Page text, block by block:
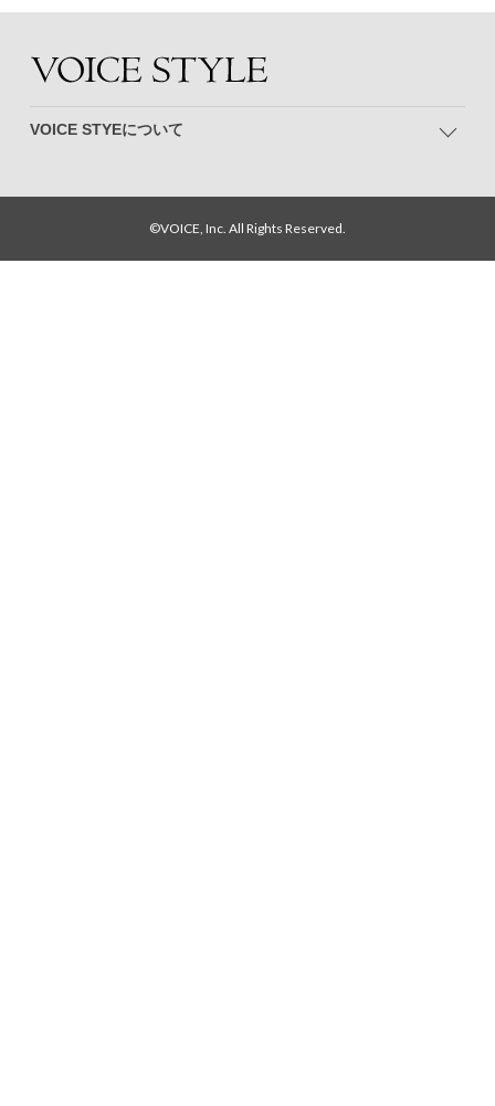
VOICE STYEについて
©VOICE, Inc. All Rights Reserved.